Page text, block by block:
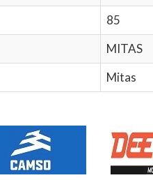
85
MITAS
Mitas